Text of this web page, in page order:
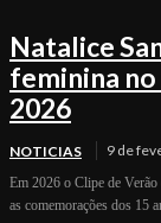
Natalice
feminina no
2026
NOTICIAS 9 de
Em 2026 o Clipe de
as comemorações dos 15